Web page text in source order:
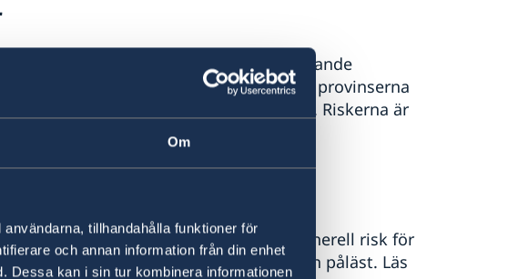
Om
tillhandahålla funktioner för
och annan information från din enhet
Dessa kan i sin tur kombinera informationen
landminor i landet, även om ett omfattande
Minrisken gäller främst landsbygden i provinserna
Siem Reap samt Kampong Thom. Riskerna är
samt nära broar.
bedöms vara låg. Globalt finns en generell risk för
alltid bör vara uppmärksam och påläst. Läs